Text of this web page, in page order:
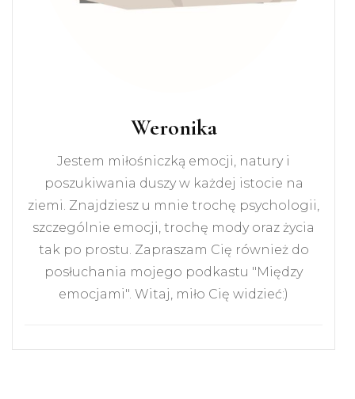
Weronika
Jestem miłośniczką emocji, natury i
poszukiwania duszy w każdej istocie na
ziemi. Znajdziesz u mnie trochę psychologii,
szczególnie emocji, trochę mody oraz życia
tak po prostu. Zapraszam Cię również do
posłuchania mojego podkastu "Między
emocjami". Witaj, miło Cię widzieć:)